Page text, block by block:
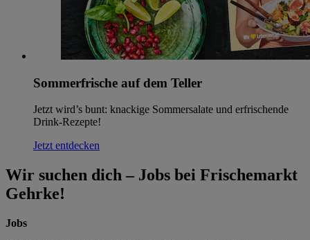
Sommerfrische auf dem Teller
Jetzt wird’s bunt: knackige Sommersalate und erfrischende
Drink-Rezepte!
Jetzt entdecken
Wir suchen dich – Jobs bei Frischemarkt
Gehrke!
Jobs